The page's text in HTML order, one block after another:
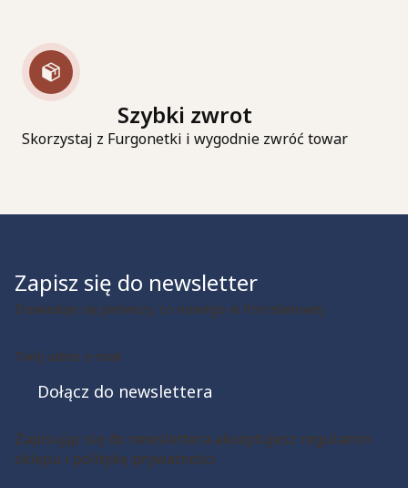
Szybki zwrot
Skorzystaj z Furgonetki i wygodnie zwróć towar
Zapisz się do newsletter
Dowiaduje się pierwszy, co nowego w Porcelanowej
Twój adres e-mail
Dołącz do newslettera
Zapisując się do newslettera akceptujesz regulamin
sklepu i politykę prywatności